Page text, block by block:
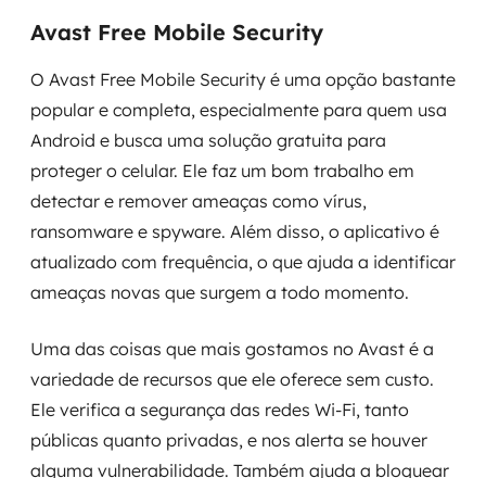
Avast Free Mobile Security
O Avast Free Mobile Security é uma opção bastante
popular e completa, especialmente para quem usa
Android e busca uma solução gratuita para
proteger o celular. Ele faz um bom trabalho em
detectar e remover ameaças como vírus,
ransomware e spyware. Além disso, o aplicativo é
atualizado com frequência, o que ajuda a identificar
ameaças novas que surgem a todo momento.
Uma das coisas que mais gostamos no Avast é a
variedade de recursos que ele oferece sem custo.
Ele verifica a segurança das redes Wi-Fi, tanto
públicas quanto privadas, e nos alerta se houver
alguma vulnerabilidade. Também ajuda a bloquear